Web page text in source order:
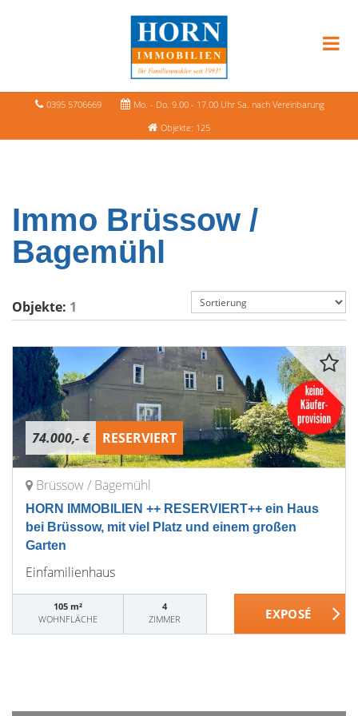
0395 5706669
Mo. - Do. 9.00 - 17.00 Uhr Sa. nach Vereinbarung
Objekte: 125
Immo Brüssow /
Bagemühl
Objekte: 1
74.000,- € RESERVIERT
Brüssow / Bagemühl
HORN IMMOBILIEN ++ RESERVIERT++ ein Haus
bei Brüssow, mit viel Platz und einem großen
Garten
Einfamilienhaus
105 m²
WOHNFLÄCHE
4
ZIMMER